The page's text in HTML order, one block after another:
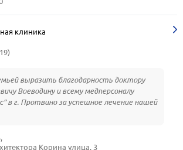
клиника
выразить благодарность доктору
Воеводину и всему медперсоналу
в г. Протвино за успешное лечение нашей
Корина улица, 3